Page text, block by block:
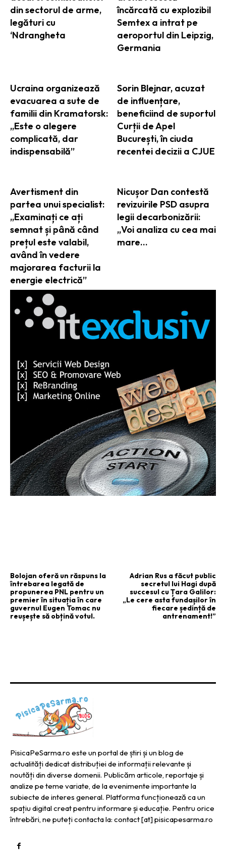
din sectorul de arme,
legături cu
‘Ndrangheta
încărcată cu explozibil
Semtex a intrat pe
aeroportul din Leipzig,
Germania
Ucraina organizează
evacuarea a sute de
familii din Kramatorsk:
„Este o alegere
complicată, dar
indispensabilă”
Sorin Blejnar, acuzat
de influențare,
beneficiind de suportul
Curții de Apel
București, în ciuda
recentei decizii a CJUE
Avertisment din
partea unui specialist:
„Examinați ce ați
semnat și până când
prețul este valabil,
având în vedere
majorarea facturii la
energie electrică”
Nicușor Dan contestă
revizuirile PSD asupra
legii decarbonizării:
„Voi analiza cu cea mai
mare…
Bolojan oferă un răspuns la
întrebarea legată de
propunerea PNL pentru un
premier în situația în care
guvernul Eugen Tomac nu
reușește să obțină votul.
Adrian Rus a făcut public
secretul lui Hagi după
succesul cu Țara Galilor:
„Le cere asta fundașilor în
fiecare ședință de
antrenament!”
PisicaPeSarma.ro este un portal de știri și un blog de
actualități dedicat distribuției de informații relevante și
noutăți din diverse domenii. Publicăm articole, reportaje și
analize pe teme variate, de la evenimente importante la
subiecte de interes general. Platforma funcționează ca un
spațiu digital creat pentru informare și educație. Pentru orice
întrebări, ne puteți contacta la: contact [at] pisicapesarma.ro